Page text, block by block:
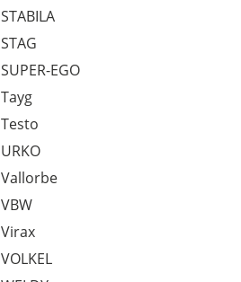
STABILA
STAG
SUPER-EGO
Tayg
Testo
URKO
Vallorbe
VBW
Virax
VOLKEL